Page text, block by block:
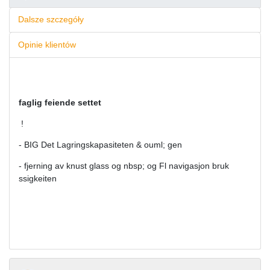
Dalsze szczegóły
Opinie klientów
faglig feiende settet
!
- BIG Det Lagringskapasiteten & ouml; gen
- fjerning av knust glass og nbsp; og Fl navigasjon bruk
ssigkeiten